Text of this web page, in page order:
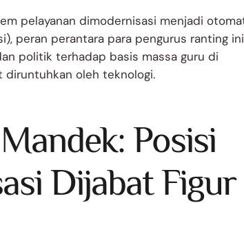
pelayanan dimodernisasi menjadi
peran perantara para pengurus ranting
politik terhadap basis massa guru di
diruntuhkan oleh teknologi.
Posisi
Dijabat Figur